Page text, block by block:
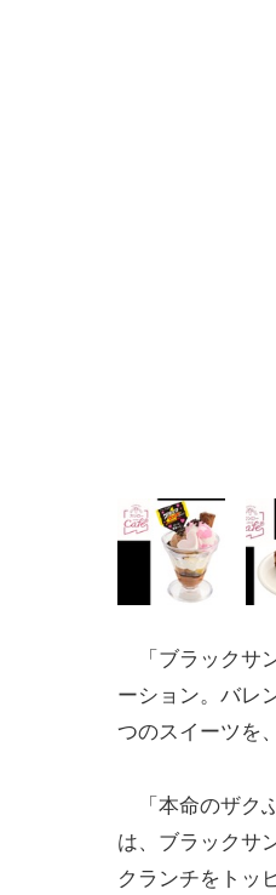
「ブラックサ
ーション。バレ
つのスイーツを
「本命のザク
は、ブラックサ
クランチをトッ